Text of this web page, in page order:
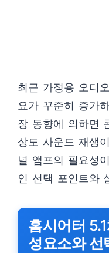
최근 가정용 오디
요가 꾸준히 증가
장 동향에 의하면
상도 사운드 재생
널 앰프의 필요성
인 선택 포인트와
홈시어터
성요소와 선